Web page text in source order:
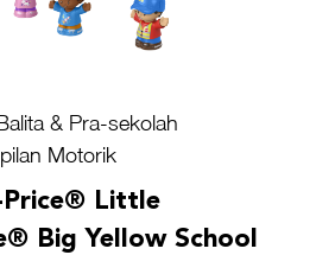
& Pra-sekolah
Motorik
Price® Little
Big Yellow School